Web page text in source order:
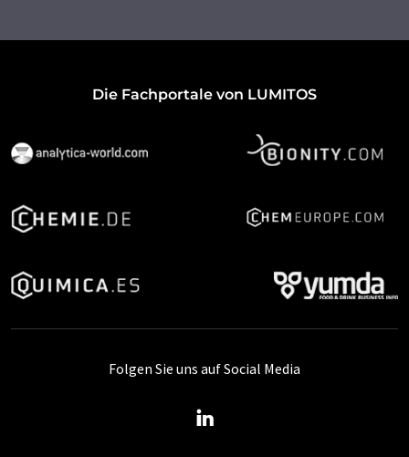
Die Fachportale von LUMITOS
Folgen Sie uns auf Social Media